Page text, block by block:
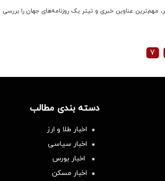
در برنامه امروز کیوسک، سه شنبه ۲۴ تیر، مهم‌ترین عناوین خبری و تیتر یک روزنامه‌های جهان را بررسی
۷
دسته بندی مطالب
اخبار طلا و ارز
اخبار سیاسی
اخبار بورس
اخبار مسکن